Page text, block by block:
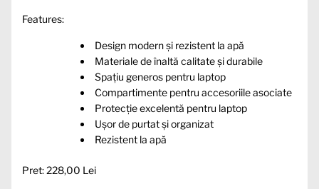
Features:
Design modern și rezistent la apă
Materiale de înaltă calitate și durabile
Spațiu generos pentru laptop
Compartimente pentru accesoriile asociate
Protecție excelentă pentru laptop
Ușor de purtat și organizat
Rezistent la apă
Pret: 228,00 Lei